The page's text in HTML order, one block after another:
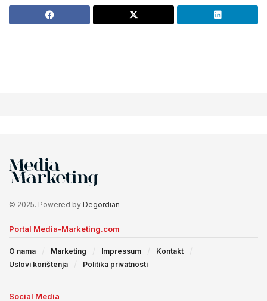
© 2025. Powered by Degordian
Portal Media-Marketing.com
O nama Marketing Impressum
Kontakt
Uslovi korištenja
Politika privatnosti
Social Media